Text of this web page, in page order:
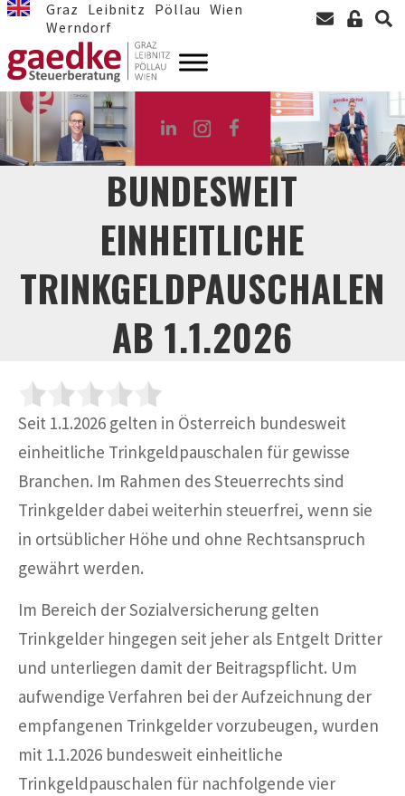
Graz Leibnitz Pöllau Wien
Werndorf
BUNDESWEIT
EINHEITLICHE
TRINKGELDPAUSCHALEN
AB 1.1.2026
Seit 1.1.2026 gelten in Österreich bundesweit
einheitliche Trinkgeldpauschalen für gewisse
Branchen. Im Rahmen des Steuerrechts sind
Trinkgelder dabei weiterhin steuerfrei, wenn sie
in ortsüblicher Höhe und ohne Rechtsanspruch
gewährt werden.
Im Bereich der Sozialversicherung gelten
Trinkgelder hingegen seit jeher als Entgelt Dritter
und unterliegen damit der Beitragspflicht. Um
aufwendige Verfahren bei der Aufzeichnung der
empfangenen Trinkgelder vorzubeugen, wurden
mit 1.1.2026 bundesweit einheitliche
Trinkgeldpauschalen für nachfolgende vier